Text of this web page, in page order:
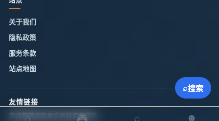
关于我们
隐私政策
服务条款
站点地图
友情链接
游戏葡萄 机核网游研社
⌂ 🎮 ⌕ ☻
⌕搜索